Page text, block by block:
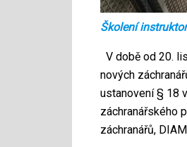
Školení
V době od 20.
nových
ustanovení § 18
záchranářského
záchranářů,